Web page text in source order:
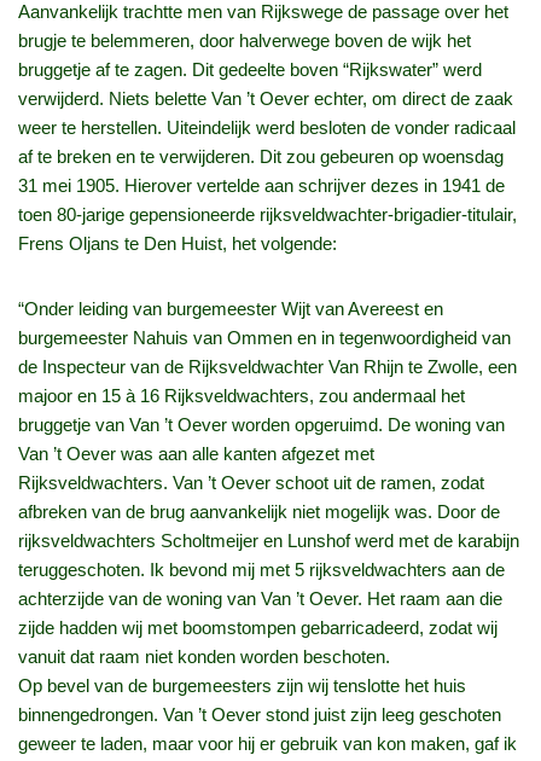
Aanvankelijk trachtte men van Rijkswege de passage over het
brugje te belemmeren, door halverwege boven de wijk het
bruggetje af te zagen. Dit gedeelte boven “Rijkswater” werd
verwijderd. Niets belette Van ’t Oever echter, om direct de zaak
weer te herstellen. Uiteindelijk werd besloten de vonder radicaal
af te breken en te verwijderen. Dit zou gebeuren op woensdag
31 mei 1905. Hierover vertelde aan schrijver dezes in 1941 de
toen 80-jarige gepensioneerde rijksveldwachter-brigadier-titulair,
Frens Oljans te Den Huist, het volgende:
“Onder leiding van burgemeester Wijt van Avereest en
burgemeester Nahuis van Ommen en in tegenwoordigheid van
de Inspecteur van de Rijksveldwachter Van Rhijn te Zwolle, een
majoor en 15 à 16 Rijksveldwachters, zou andermaal het
bruggetje van Van ’t Oever worden opgeruimd. De woning van
Van ’t Oever was aan alle kanten afgezet met
Rijksveldwachters. Van ’t Oever schoot uit de ramen, zodat
afbreken van de brug aanvankelijk niet mogelijk was. Door de
rijksveldwachters Scholtmeijer en Lunshof werd met de karabijn
teruggeschoten. Ik bevond mij met 5 rijksveldwachters aan de
achterzijde van de woning van Van ’t Oever. Het raam aan die
zijde hadden wij met boomstompen gebarricadeerd, zodat wij
vanuit dat raam niet konden worden beschoten.
Op bevel van de burgemeesters zijn wij tenslotte het huis
binnengedrongen. Van ’t Oever stond juist zijn leeg geschoten
geweer te laden, maar voor hij er gebruik van kon maken, gaf ik